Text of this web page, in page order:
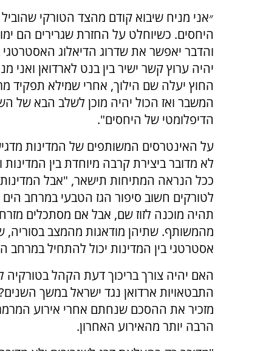
״אני מניח שיבוא קודם מהצד הטורקי
היחסים. כשיוחלט על החזרת שגרירים הם
והדבר יאפשר את שדרוג הדיאלוג האסטרטגי
יהיה ערוץ קשר ישיר בין בנט לארדואן ואני
החוץ יעלה שם הילוך, אחרי שמילא תפקיד
המשבר ואז הכול יהיה מוכן לשלב הבא של
הדיפלומטי של היחסים".
על האינטרסים המשותפים של המדינות
לא מדובר ביצירת קרבה מיוחדת בין המדינות
ככל הנראה המתיחות תישאר, "אבל
לטורקים חשוב סיפור הגז הטבעי במרחב הים
תהיה מוכנה לזוז שם, אבל אם מסתכלים
מהמשותף. שתיהן מודאגות מהמצב
אסטרטגי בין המדינות יכול להתחיל במרחב
האם יהיה צורך בריכוך דעת הקהל
התבטאויות ארדואן נגד ישראל במשך
מזכיר את ההסכם שנחתם אחרי אירוע
הרבה יותר מהאירוע האחרון.